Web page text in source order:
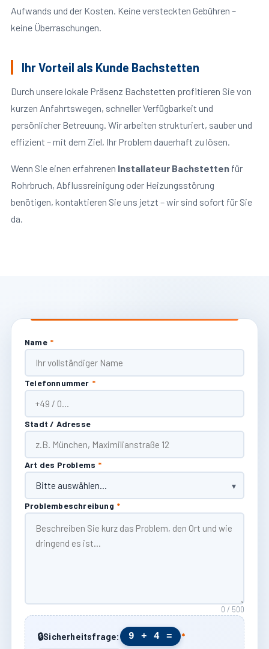
Aufwands und der Kosten. Keine versteckten Gebühren –
keine Überraschungen.
Ihr Vorteil als Kunde Bachstetten
Durch unsere lokale Präsenz Bachstetten profitieren Sie von
kurzen Anfahrtswegen, schneller Verfügbarkeit und
persönlicher Betreuung. Wir arbeiten strukturiert, sauber und
effizient – mit dem Ziel, Ihr Problem dauerhaft zu lösen.
Wenn Sie einen erfahrenen Installateur Bachstettenfür
Rohrbruch, Abflussreinigung oder Heizungsstörung
benötigen, kontaktieren Sie uns jetzt – wir sind sofort für Sie
da.
Name *
Telefonnummer *
Stadt / Adresse
Art des Problems *
Problembeschreibung *
0 / 500
🔒Sicherheitsfrage: 9 + 4 = *